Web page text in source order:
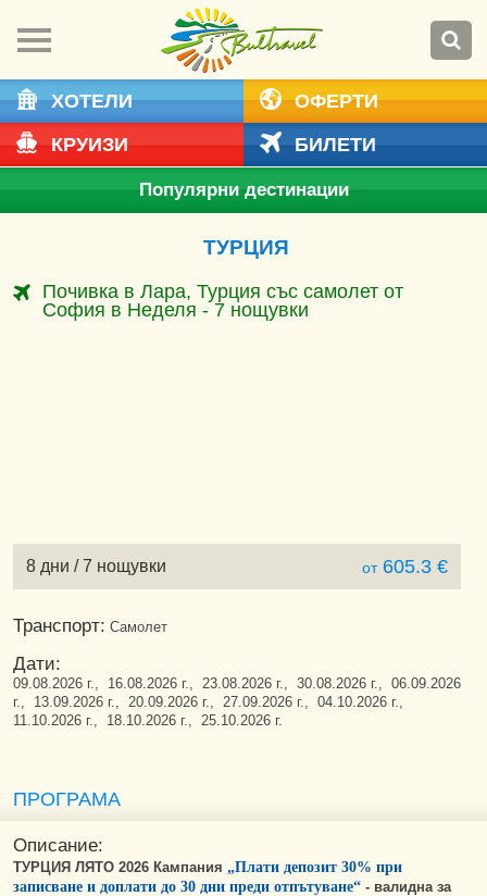
ХОТЕЛИ
ОФЕРТИ
КРУИЗИ
БИЛЕТИ
Популярни дестинации
ТУРЦИЯ
Почивка в Лара, Турция със самолет от
София в Неделя - 7 нощувки
8 дни / 7 нощувки от605.3 €
Транспорт: Самолет
Дати:
09.08.2026 г., 16.08.2026 г., 23.08.2026 г., 30.08.2026 г., 06.09.2026
г., 13.09.2026 г., 20.09.2026 г., 27.09.2026 г., 04.10.2026 г.,
11.10.2026 г., 18.10.2026 г., 25.10.2026 г.
ПРОГРАМА
Описание:
ТУРЦИЯ ЛЯТО 2026 Кампания „Плати депозит 30% при
записване и доплати до 30 дни преди отпътуване“ - валидна за